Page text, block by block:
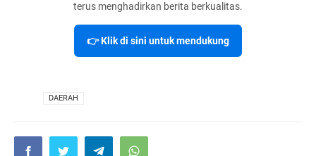
terus menghadirkan berita berkualitas.
👉 Klik di sini untuk mendukung
DAERAH